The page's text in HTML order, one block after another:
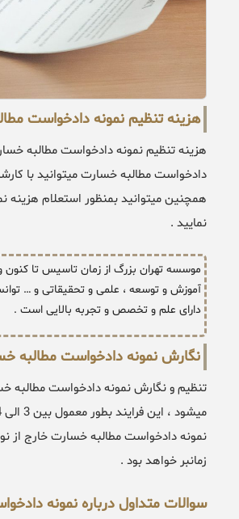
هزینه تنظیم نمونه دادخواست
هزینه تنظیم نمونه دادخواست مطالبه
دادخواست مطالبه خسارت میتوانید با
همچنین میتوانید بمنظور استعلام هزینه
نمایید .
موسسه تهران بزرگ از زمان تاسیس تا کنون
آموزش و توسعه ، علمی و تحقیقاتی و …
دارای علم و تخصص و تجربه بالایی است .
نگارش نمونه دادخواست مطالبه
تنظیم و نگارش نمونه دادخواست
زمانبر خواهد بود .
سوالات متداول درباره نمونه